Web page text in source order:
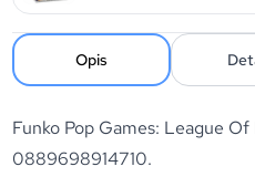
Opis
Funko Pop Games: League
0889698914710.